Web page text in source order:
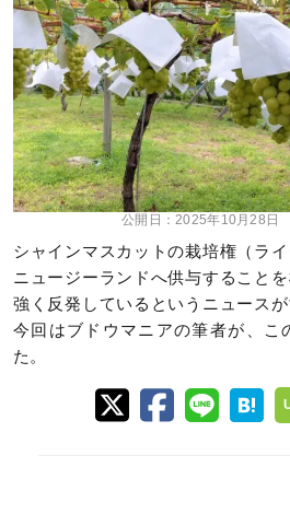
公開日：2025年10月28日
シャインマスカットの栽培権（ラ
ニュージーランドへ供与すること
強く反発しているというニュースが
今回はブドウマニアの筆者が、こ
た。